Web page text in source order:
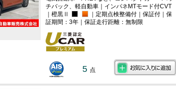
チバック、軽自動車｜インパネMTモード付CVT
｜橙黒Ⅱ
｜定期点検整備付｜保証付｜保
証期間：3年｜保証走行距離：無制限
5 点